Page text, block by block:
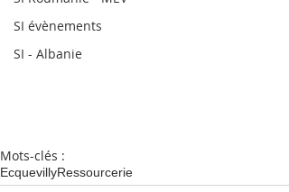
SI évènements
SI - Albanie
Mots-clés :
EcquevillyRessourcerie